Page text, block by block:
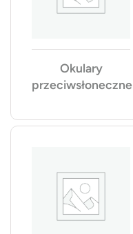
Okulary
przeciwsłoneczne